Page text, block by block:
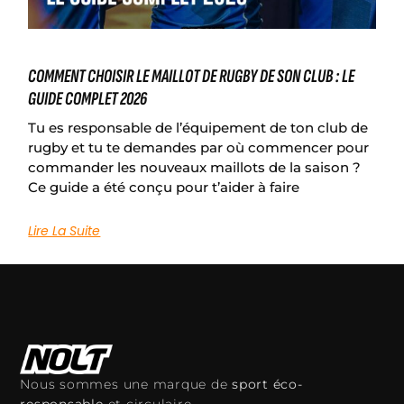
COMMENT CHOISIR LE MAILLOT DE RUGBY DE SON CLUB : LE
GUIDE COMPLET 2026
Tu es responsable de l’équipement de ton club de
rugby et tu te demandes par où commencer pour
commander les nouveaux maillots de la saison ?
Ce guide a été conçu pour t’aider à faire
Lire La Suite
Nous sommes une marque desport éco-